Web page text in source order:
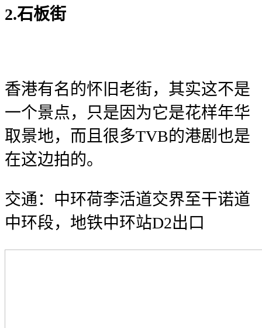
2.石板街
香港有名的怀旧老街，其实这不是
一个景点，只是因为它是花样年华
取景地，而且很多TVB的港剧也是
在这边拍的。
交通：中环荷李活道交界至干诺道
中环段，地铁中环站D2出口